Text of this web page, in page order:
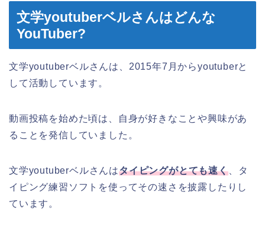
文学youtuberベルさんはどんな
YouTuber?
文学youtuberベルさんは、2015年7月からyoutuberと
して活動しています。
動画投稿を始めた頃は、自身が好きなことや興味があ
ることを発信していました。
文学youtuberベルさんはタイピングがとても速く、タ
イピング練習ソフトを使ってその速さを披露したりし
ています。